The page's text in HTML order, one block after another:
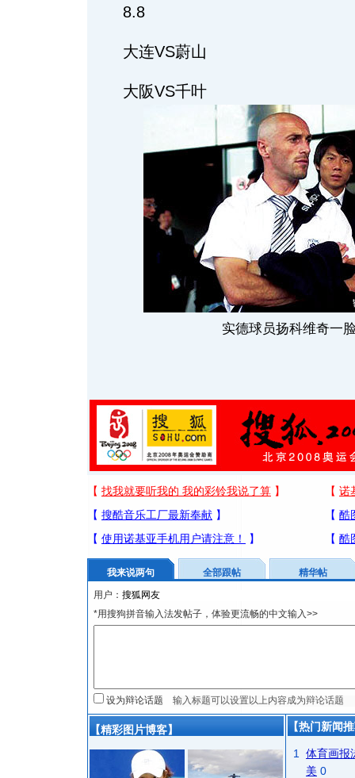
8.8
大连VS蔚山
大阪VS千叶
实德球员扬科维奇一
我来说两句 全部跟帖
精华帖
用户：
*用搜狗拼音输入法发帖子，体验更流畅的中文输入>>
设为辩论话题
【精彩图片博客】 【热门新闻
1
体育画报
美 0